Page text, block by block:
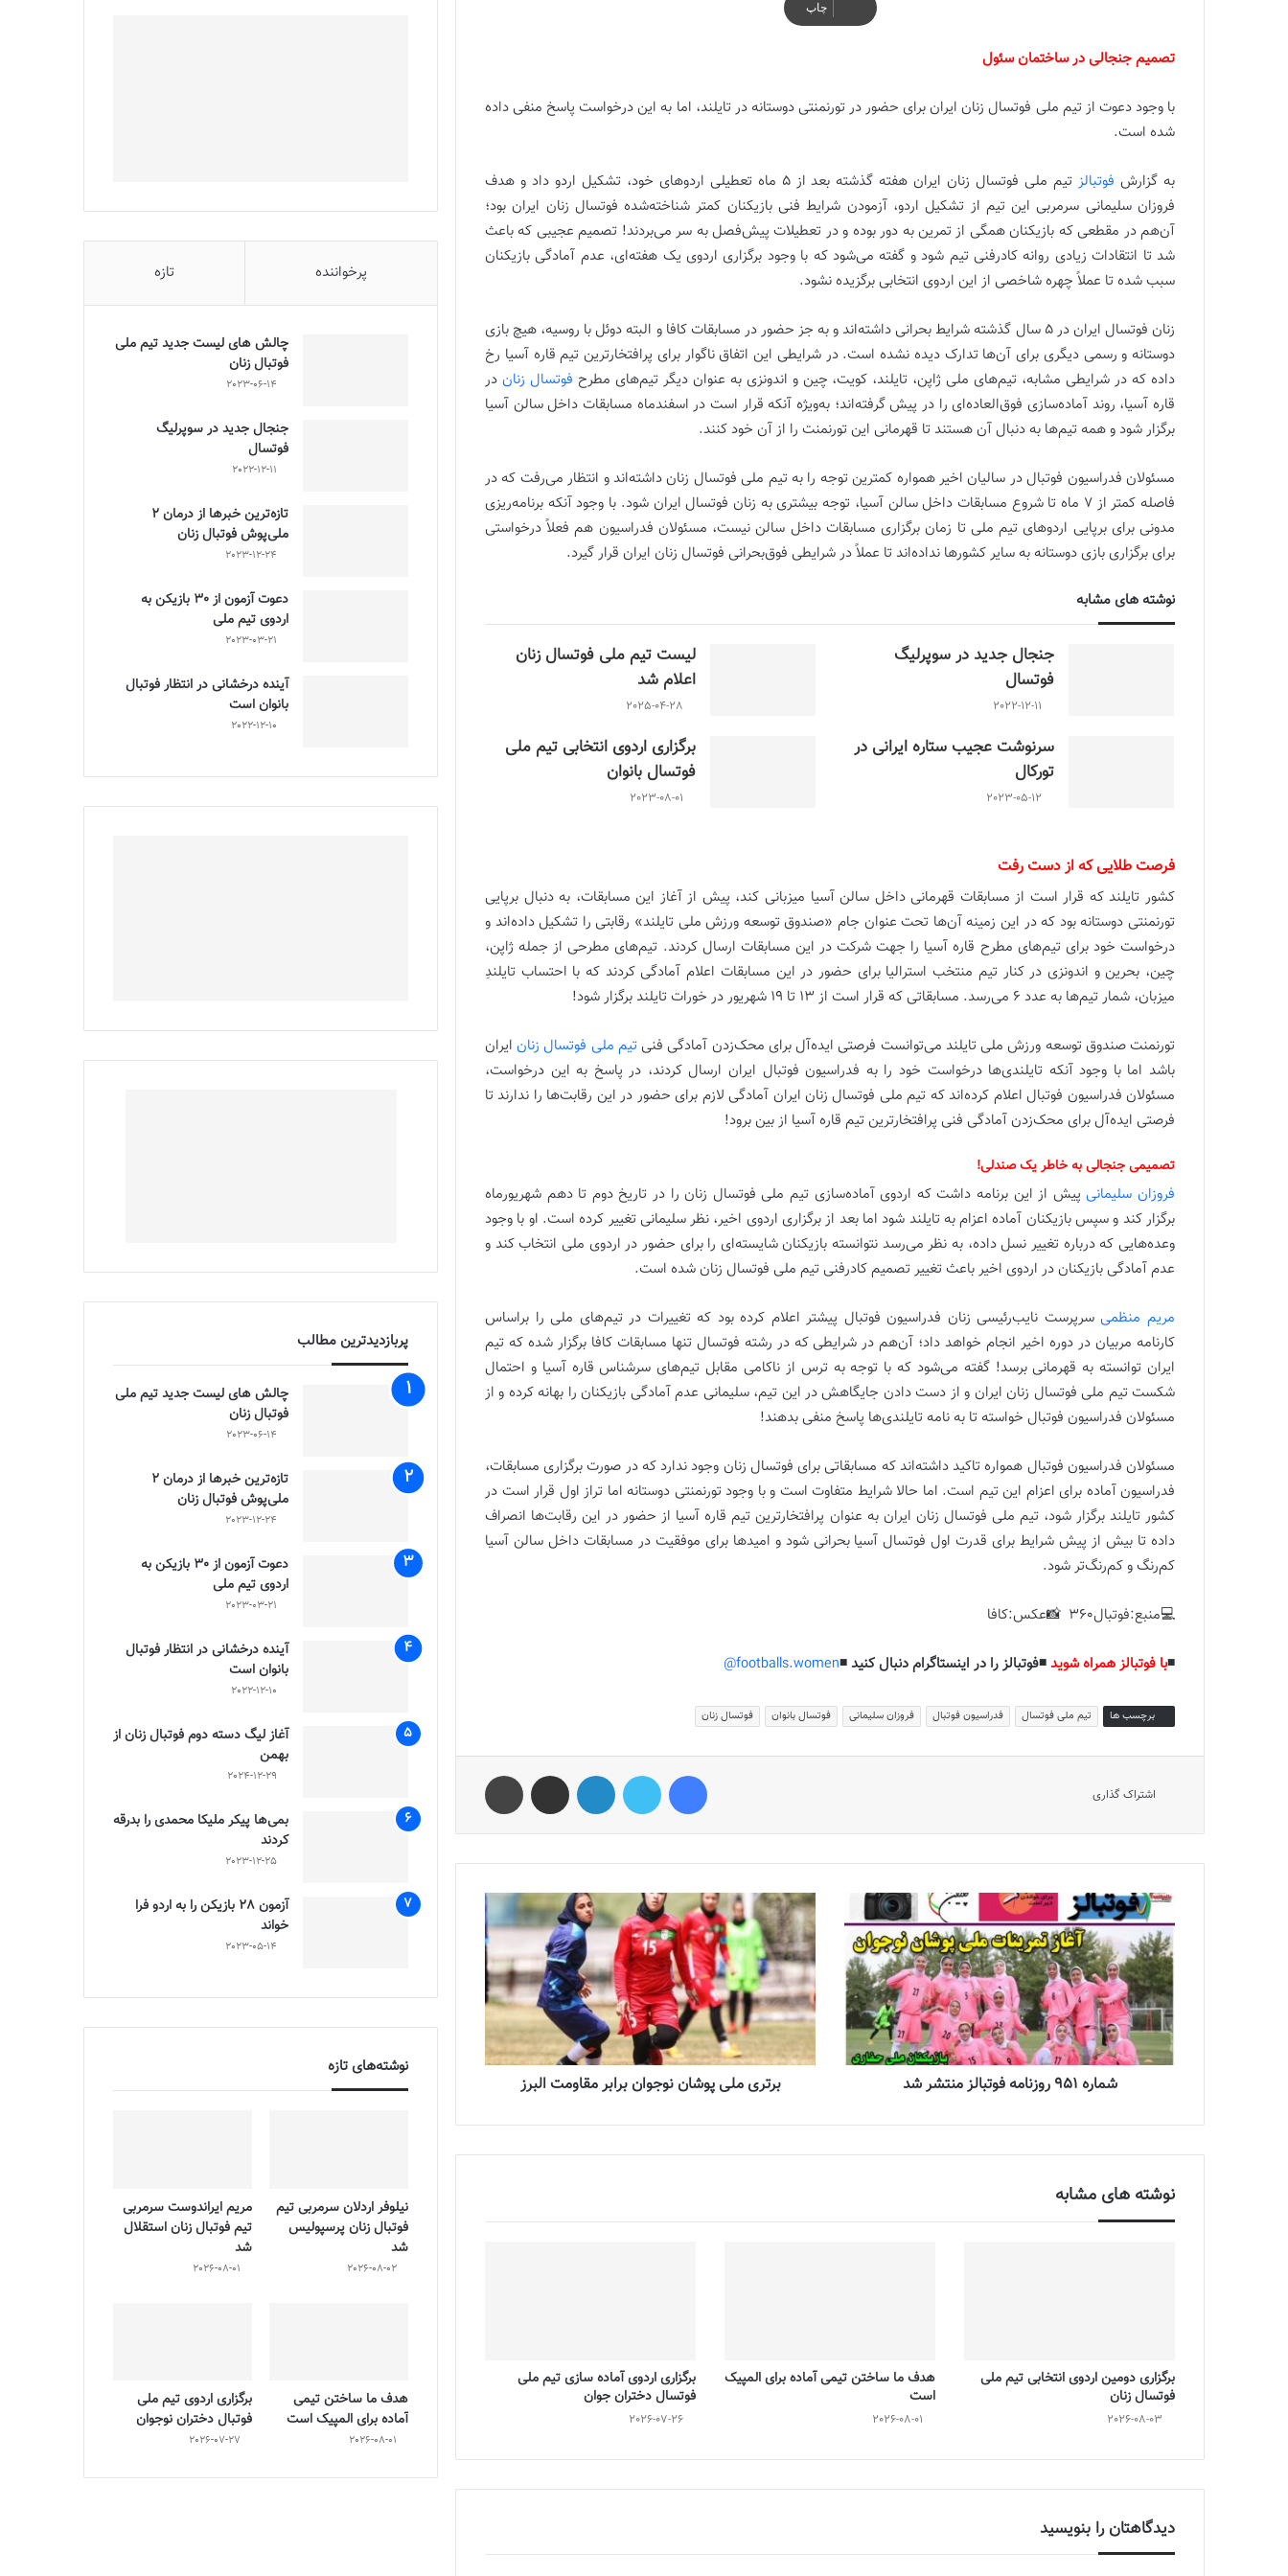
چاپ
تصمیم جنجالی در ساختمان سئول
با وجود دعوت از تیم ملی فوتسال زنان ایران برای حضور در تورنمنتی دوستانه در تایلند، اما به این درخواست پاسخ منفی داده
شده است.
به گزارش فوتبالز
تیم ملی فوتسال زنان ایران هفته گذشته بعد از 5 ماه تعطیلی اردوهای خود، تشکیل اردو داد و هدف
فروزان سلیمانی سرمربی این تیم از تشکیل اردو، آزمودن شرایط فنی بازیکنان کمتر شناخته‌شده فوتسال زنان ایران بود؛
آن‌هم در مقطعی که بازیکنان همگی از تمرین به دور بوده و در تعطیلات پیش‌فصل به سر می‌بردند! تصمیم عجیبی که باعث
شد تا انتقادات زیادی روانه کادرفنی تیم شود و گفته می‌شود که با وجود برگزاری اردوی یک هفته‌ای، عدم آمادگی بازیکنان
سبب شده تا عملاً چهره شاخصی از این اردوی انتخابی برگزیده نشود.
زنان فوتسال ایران در 5 سال گذشته شرایط بحرانی داشته‌اند و به جز حضور در مسابقات کافا و البته دوئل با روسیه، هیچ بازی
دوستانه و رسمی دیگری برای آن‌ها تدارک دیده نشده است. در شرایطی این اتفاق ناگوار برای پرافتخارترین تیم قاره آسیا رخ
داده که در شرایطی مشابه، تیم‌های ملی ژاپن، تایلند، کویت، چین و اندونزی به عنوان دیگر تیم‌های مطرح فوتسال زنان در
قاره آسیا، روند آماده‌سازی فوق‌العاده‌ای را در پیش گرفته‌اند؛ به‌ویژه آنکه قرار است در اسفندماه مسابقات داخل سالن آسیا
برگزار شود و همه تیم‌ها به دنبال آن هستند تا قهرمانی این تورنمنت را از آن خود کنند.
مسئولان فدراسیون فوتبال در سالیان اخیر همواره کمترین توجه را به تیم ملی فوتسال زنان داشته‌اند و انتظار می‌رفت که در
فاصله کمتر از 7 ماه تا شروع مسابقات داخل سالن آسیا، توجه بیشتری به زنان فوتسال ایران شود. با وجود آنکه برنامه‌ریزی
مدونی برای برپایی اردوهای تیم ملی تا زمان برگزاری مسابقات داخل سالن نیست، مسئولان فدراسیون هم فعلاً درخواستی
برای برگزاری بازی دوستانه به سایر کشورها نداده‌اند تا عملاً در شرایطی فوق‌بحرانی فوتسال زنان ایران قرار گیرد.
نوشته های مشابه
جنجال جدید در سوپرلیگ
فوتسال
2022-12-11
لیست تیم ملی فوتسال زنان
اعلام شد
2025-04-28
سرنوشت عجیب ستاره ایرانی در
تورکال
2023-05-12
برگزاری اردوی انتخابی تیم ملی
فوتسال بانوان
2023-08-01
فرصت طلایی که از دست رفت
کشور تایلند که قرار است از مسابقات قهرمانی داخل سالن آسیا میزبانی کند، پیش از آغاز این مسابقات، به دنبال برپایی
تورنمنتی دوستانه بود که در این زمینه آن‌ها تحت عنوان جام «صندوق توسعه ورزش ملی تایلند» رقابتی را تشکیل داده‌اند و
درخواست خود برای تیم‌های مطرح قاره آسیا را جهت شرکت در این مسابقات ارسال کردند. تیم‌های مطرحی از جمله ژاپن،
چین، بحرین و اندونزی در کنار تیم منتخب استرالیا برای حضور در این مسابقات اعلام آمادگی کردند که با احتساب تایلندِ
میزبان، شمار تیم‌ها به عدد 6 می‌رسد. مسابقاتی که قرار است از 13 تا 19 شهریور در خورات تایلند برگزار شود!
تورنمنت صندوق توسعه ورزش ملی تایلند می‌توانست فرصتی ایده‌آل برای محک‌زدن آمادگی فنیتیم ملی فوتسال زنانایران
باشد اما با وجود آنکه تایلندی‌ها درخواست خود را به فدراسیون فوتبال ایران ارسال کردند، در پاسخ به این درخواست،
مسئولان فدراسیون فوتبال اعلام کرده‌اند که تیم ملی فوتسال زنان ایران آمادگی لازم برای حضور در این رقابت‌ها را ندارند تا
فرصتی ایده‌آل برای محک‌زدن آمادگی فنی پرافتخارترین تیم قاره آسیا از بین برود!
تصمیمی جنجالی به خاطر یک صندلی!
فروزان سلیمانیپیش از این برنامه داشت که اردوی آماده‌سازی تیم ملی فوتسال زنان را در تاریخ دوم تا دهم شهریورماه
برگزار کند و سپس بازیکنان آماده اعزام به تایلند شود اما بعد از برگزاری اردوی اخیر، نظر سلیمانی تغییر کرده است. او با وجود
وعده‌هایی که درباره تغییر نسل داده، به نظر می‌رسد نتوانسته بازیکنان شایسته‌ای را برای حضور در اردوی ملی انتخاب کند و
عدم آمادگی بازیکنان در اردوی اخیر باعث تغییر تصمیم کادرفنی تیم ملی فوتسال زنان شده است.
مریم منظمیسرپرست نایب‌رئیسی زنان فدراسیون فوتبال پیشتر اعلام کرده بود که تغییرات در تیم‌های ملی را براساس
کارنامه مربیان در دوره اخیر انجام خواهد داد؛ آن‌هم در شرایطی که در رشته فوتسال تنها مسابقات کافا برگزار شده که تیم
ایران توانسته به قهرمانی برسد! گفته می‌شود که با توجه به ترس از ناکامی مقابل تیم‌های سرشناس قاره آسیا و احتمال
شکست تیم ملی فوتسال زنان ایران و از دست دادن جایگاهش در این تیم، سلیمانی عدم آمادگی بازیکنان را بهانه کرده و از
مسئولان فدراسیون فوتبال خواسته تا به نامه تایلندی‌ها پاسخ منفی بدهند!
مسئولان فدراسیون فوتبال همواره تاکید داشته‌اند که مسابقاتی برای فوتسال زنان وجود ندارد که در صورت برگزاری مسابقات،
فدراسیون آماده برای اعزام این تیم است. اما حالا شرایط متفاوت است و با وجود تورنمنتی دوستانه اما تراز اول قرار است در
کشور تایلند برگزار شود، تیم ملی فوتسال زنان ایران به عنوان پرافتخارترین تیم قاره آسیا از حضور در این رقابت‌ها انصراف
داده تا بیش از پیش شرایط برای قدرت اول فوتسال آسیا بحرانی شود و امیدها برای موفقیت در مسابقات داخل سالن آسیا
کم‌رنگ و کم‌رنگ‌تر شود.
💻منبع:فوتبال360 📸عکس:کافا
◾️با فوتبالز همراه شوید◾️فوتبالز را در اینستاگرام دنبال کنید ◾️footballs.women@
برچسب ها تیم ملی فوتسال فدراسیون فوتبال فروزان سلیمانی فوتسال بانوان فوتسال زنان
اشتراک گذاری
شماره 951 روزنامه فوتبالز منتشر شد برتری ملی پوشان نوجوان برابر مقاومت البرز
نوشته های مشابه
برگزاری دومین اردوی انتخابی تیم ملی
فوتسال زنان
2026-08-03
هدف ما ساختن تیمی آماده برای المپیک
است
2026-08-01
برگزاری اردوی آماده سازی تیم ملی
فوتسال دختران جوان
2026-07-26
دیدگاهتان را بنویسید
پرخواننده تازه
چالش هاى ليست جدید تيم ملى
فوتبال زنان
2023-06-14
جنجال جدید در سوپرلیگ
فوتسال
2022-12-11
تازه‌ترین خبرها از درمان ۲
ملی‌پوش فوتبال زنان
2023-12-24
دعوت آزمون از 30 بازیکن به
اردوی تیم ملی
2023-03-21
آینده درخشانی در انتظار فوتبال
بانوان است
2022-12-10
پربازدیدترین مطالب
چالش هاى ليست جدید تيم ملى
فوتبال زنان
2023-06-14
تازه‌ترین خبرها از درمان ۲
ملی‌پوش فوتبال زنان
2023-12-24
دعوت آزمون از 30 بازیکن به
اردوی تیم ملی
2023-03-21
آینده درخشانی در انتظار فوتبال
بانوان است
2022-12-10
آغاز لیگ دسته دوم فوتبال زنان از
بهمن
2024-12-29
بمی‌ها پیکر ملیکا محمدی را بدرقه
کردند
2023-12-25
آزمون 28 بازیکن را به اردو فرا
خواند
2023-05-14
نوشته‌های تازه
نیلوفر اردلان سرمربی تیم
فوتبال زنان پرسپولیس
شد
2026-08-02
مریم ایراندوست سرمربی
تیم فوتبال زنان استقلال
شد
2026-08-01
هدف ما ساختن تیمی
آماده برای المپیک است
2026-08-01
برگزاری اردوی تیم ملی
فوتبال دختران نوجوان
2026-07-27